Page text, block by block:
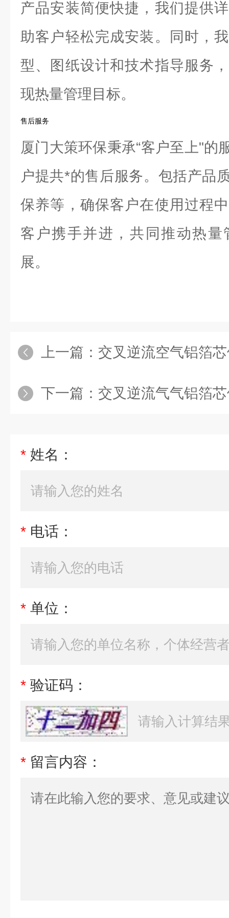
产品安装简便快捷，我们提供
助客户轻松完成安装。同时，
型、图纸设计和技术指导服务
现热量管理目标。
售后服务
厦门大策环保秉承“客户至上"的
户提共*的售后服务。包括产品
保养等，确保客户在使用过程
客户携手并进，共同推动热
展。
上一篇： 交叉逆流空气铝箔
下一篇： 交叉逆流气气铝箔芯
* 姓名：
* 电话：
* 单位：
* 验证码：
* 留言内容：